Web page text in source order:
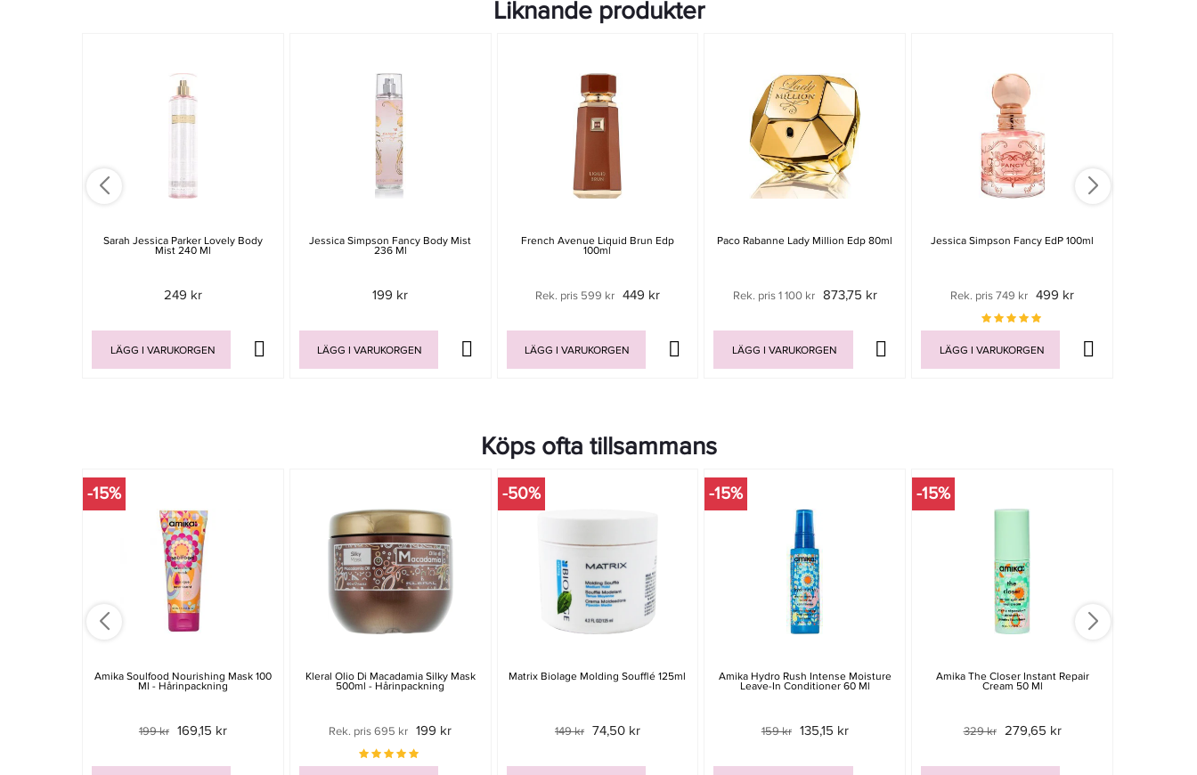
Liknande produkter
Sarah Jessica Parker Lovely Body
Mist 240 Ml
249 kr
LÄGG I VARUKORGEN
Jessica Simpson Fancy Body Mist
236 Ml
199 kr
LÄGG I VARUKORGEN
French Avenue Liquid Brun Edp
100ml
Rek. pris 599 kr 449 kr
LÄGG I VARUKORGEN
Paco Rabanne Lady Million Edp 80ml
Rek. pris 1 100 kr 873,75 kr
LÄGG I VARUKORGEN
Jessica Simpson Fancy EdP 100ml
Rek. pris 749 kr 499 kr
LÄGG I VARUKORGEN
Köps ofta tillsammans
-15%
Amika Soulfood Nourishing Mask 100
Ml - Hårinpackning
199 kr 169,15 kr
Kleral Olio Di Macadamia Silky Mask
500ml - Hårinpackning
Rek. pris 695 kr 199 kr
-50%
Matrix Biolage Molding Soufflé 125ml
149 kr 74,50 kr
-15%
Amika Hydro Rush Intense Moisture
Leave-In Conditioner 60 Ml
159 kr 135,15 kr
-15%
Amika The Closer Instant Repair
Cream 50 Ml
329 kr 279,65 kr